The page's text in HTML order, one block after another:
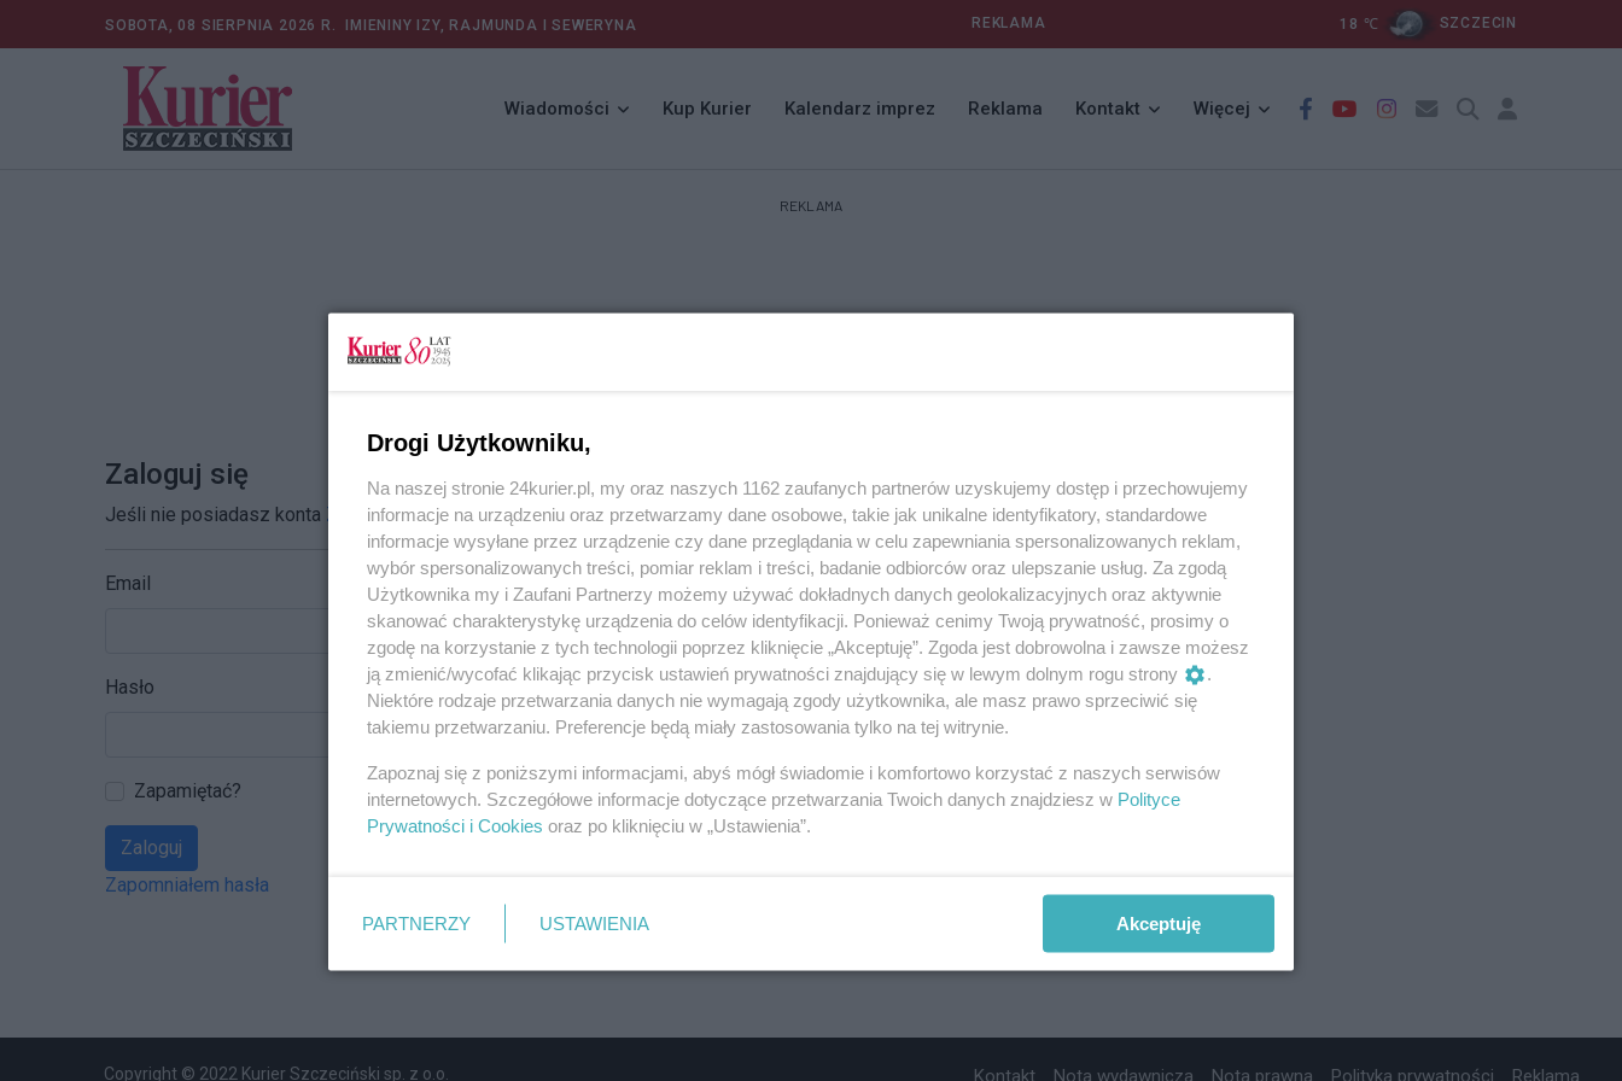
SOBOTA, 08 SIERPNIA 2026 R. IMIENINY IZY, RAJMUNDA I SEWERYNA REKLAMA 18 ℃ SZCZECIN
Wiadomości Kup Kurier Kalendarz imprez Reklama Kontakt Więcej
REKLAMA
Zaloguj się
Jeśli nie posiadasz konta Zarejestruj się
Email
Hasło
Zapamiętać?
Zaloguj
Zapomniałem hasła
Copyright © 2022 Kurier Szczeciński sp. z o.o. Kontakt Nota wydawnicza Nota prawna Polityka prywatności Reklama
Drogi Użytkowniku,
Na naszej stronie 24kurier.pl, my oraz naszych 1162 zaufanych partnerów uzyskujemy dostęp i przechowujemy
informacje na urządzeniu oraz przetwarzamy dane osobowe, takie jak unikalne identyfikatory, standardowe
informacje wysyłane przez urządzenie czy dane przeglądania w celu zapewniania spersonalizowanych reklam,
wybór spersonalizowanych treści, pomiar reklam i treści, badanie odbiorców oraz ulepszanie usług. Za zgodą
Użytkownika my i Zaufani Partnerzy możemy używać dokładnych danych geolokalizacyjnych oraz aktywnie
skanować charakterystykę urządzenia do celów identyfikacji. Ponieważ cenimy Twoją prywatność, prosimy o
zgodę na korzystanie z tych technologii poprzez kliknięcie „Akceptuję”. Zgoda jest dobrowolna i zawsze możesz
ją zmienić/wycofać klikając przycisk ustawień prywatności znajdujący się w lewym dolnym rogu strony
.
Niektóre rodzaje przetwarzania danych nie wymagają zgody użytkownika, ale masz prawo sprzeciwić się
takiemu przetwarzaniu. Preferencje będą miały zastosowania tylko na tej witrynie.
Zapoznaj się z poniższymi informacjami, abyś mógł świadomie i komfortowo korzystać z naszych serwisów
internetowych. Szczegółowe informacje dotyczące przetwarzania Twoich danych znajdziesz w Polityce
Prywatności i Cookies oraz po kliknięciu w „Ustawienia”.
PARTNERZY USTAWIENIA Akceptuję